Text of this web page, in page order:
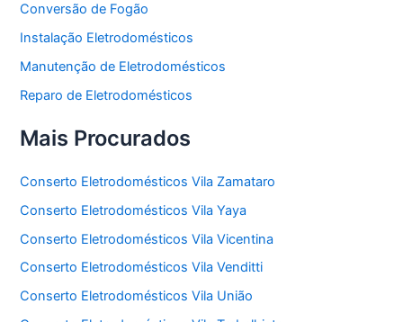
Conversão de Fogão
Instalação Eletrodomésticos
Manutenção de Eletrodomésticos
Reparo de Eletrodomésticos
Mais Procurados
Conserto Eletrodomésticos Vila Zamataro
Conserto Eletrodomésticos Vila Yaya
Conserto Eletrodomésticos Vila Vicentina
Conserto Eletrodomésticos Vila Venditti
Conserto Eletrodomésticos Vila União